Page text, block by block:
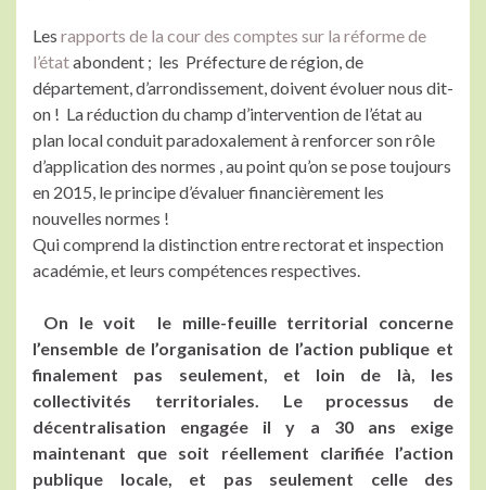
Les rapports de la cour des comptes sur la réforme de
l’étatabondent ; les Préfecture de région, de
département, d’arrondissement, doivent évoluer nous dit-
on ! La réduction du champ d’intervention de l’état au
plan local conduit paradoxalement à renforcer son rôle
d’application des normes , au point qu’on se pose toujours
en 2015, le principe d’évaluer financièrement les
nouvelles normes !
Qui comprend la distinction entre rectorat et inspection
académie, et leurs compétences respectives.
On le voit le mille-feuille territorial concerne
l’ensemble de l’organisation de l’action publique et
finalement pas seulement, et loin de là, les
collectivités territoriales. Le processus de
décentralisation engagée il y a 30 ans exige
maintenant que soit réellement clarifiée l’action
publique locale, et pas seulement celle des